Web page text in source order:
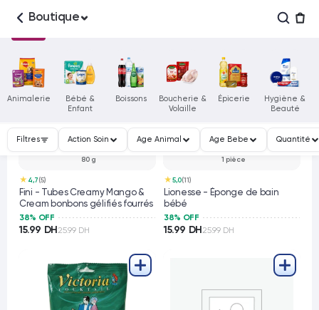
Boutique
Animalerie
Bébé &
Enfant
Boissons
Boucherie &
Volaille
Épicerie
Hygiène &
Beauté
Filtres Action Soin Age Animal Age Bebe Quantité
80 g
★ 4,7 (5)
Fini - Tubes Creamy Mango &
Cream bonbons gélifiés fourrés
38% OFF
15.99 DH 25.99 DH
1 pièce
★ 5,0(11)
Lionesse - Éponge de bain
bébé
38% OFF
15.99 DH 25.99 DH